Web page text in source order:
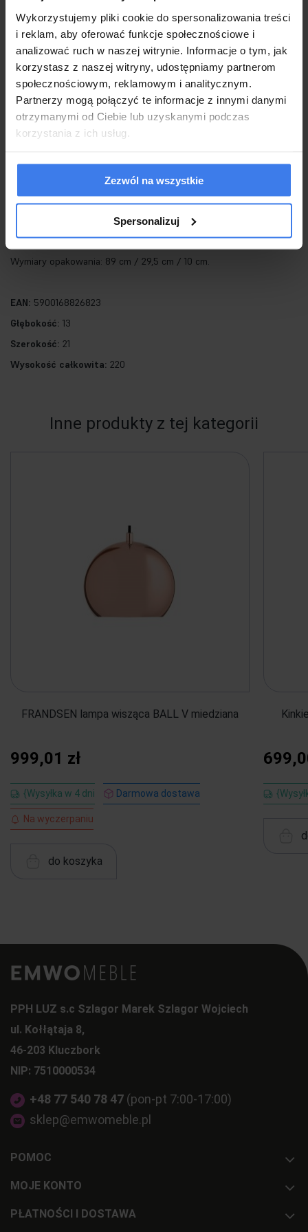
Wykorzystujemy pliki cookie do spersonalizowania treści
i reklam, aby oferować funkcje społecznościowe i
analizować ruch w naszej witrynie. Informacje o tym, jak
korzystasz z naszej witryny, udostępniamy partnerom
społecznościowym, reklamowym i analitycznym.
Partnerzy mogą połączyć te informacje z innymi danymi
otrzymanymi od Ciebie lub uzyskanymi podczas
korzystania z ich usług.
Zezwól na wszystkie
Spersonalizuj
Górna część oraz podsufitka wykonane są z metalu w kolorze
złota.
Dolną częścią jest szklany klosz, który skrywa ledowe źródło
światła.
Światło: LED 10 W / 800 lm / 3000 K
Oprawa: wys. 220 cm / szer. 21 cm / gł. 13 cm
Mocowanie: śr. 13 cm / wys. 6 cm
Przewód: 200 cm
Montaż: instalacja sufitowa
Waga netto: 1 kg
Wymiary opakowania: 89 cm / 29,5 cm / 10 cm.
EAN: 5900168826823
Głębokość: 13
Szerokość: 21
Wysokość całkowita: 220
Inne produkty z tej kategorii
FRANDSEN lampa wisząca BALL V miedziana
999,01 zł
{Wysyłka w 4 dni Darmowa dostawa
Na wyczerpaniu
do koszyka
PPH LUZ s.c Szlagor Marek Szlagor Wojciech
ul. Kołłątaja 8,
46-203 Kluczbork
NIP: 7510000534
+48 77 540 78 47 (pon-pt 7:00-17:00)
sklep@emwomeble.pl
POMOC
MOJE KONTO
PŁATNOŚCI I DOSTAWA